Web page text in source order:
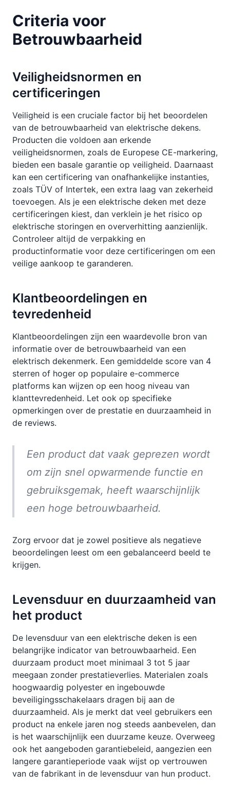
Criteria voor
Betrouwbaarheid
Veiligheidsnormen en
certificeringen
Veiligheid is een cruciale factor bij het beoordelen
van de betrouwbaarheid van elektrische dekens.
Producten die voldoen aan erkende
veiligheidsnormen, zoals de Europese CE-markering,
bieden een basale garantie op veiligheid. Daarnaast
kan een certificering van onafhankelijke instanties,
zoals TÜV of Intertek, een extra laag van zekerheid
toevoegen. Als je een elektrische deken met deze
certificeringen kiest, dan verklein je het risico op
elektrische storingen en oververhitting aanzienlijk.
Controleer altijd de verpakking en
productinformatie voor deze certificeringen om een
veilige aankoop te garanderen.
Klantbeoordelingen en
tevredenheid
Klantbeoordelingen zijn een waardevolle bron van
informatie over de betrouwbaarheid van een
elektrisch dekenmerk. Een gemiddelde score van 4
sterren of hoger op populaire e-commerce
platforms kan wijzen op een hoog niveau van
klanttevredenheid. Let ook op specifieke
opmerkingen over de prestatie en duurzaamheid in
de reviews.
Een product dat vaak geprezen wordt
om zijn snel opwarmende functie en
gebruiksgemak, heeft waarschijnlijk
een hoge betrouwbaarheid.
Zorg ervoor dat je zowel positieve als negatieve
beoordelingen leest om een gebalanceerd beeld te
krijgen.
Levensduur en duurzaamheid van
het product
De levensduur van een elektrische deken is een
belangrijke indicator van betrouwbaarheid. Een
duurzaam product moet minimaal 3 tot 5 jaar
meegaan zonder prestatieverlies. Materialen zoals
hoogwaardig polyester en ingebouwde
beveiligingsschakelaars dragen bij aan de
duurzaamheid. Als je merkt dat veel gebruikers een
product na enkele jaren nog steeds aanbevelen, dan
is het waarschijnlijk een duurzame keuze. Overweeg
ook het aangeboden garantiebeleid, aangezien een
langere garantieperiode vaak wijst op vertrouwen
van de fabrikant in de levensduur van hun product.